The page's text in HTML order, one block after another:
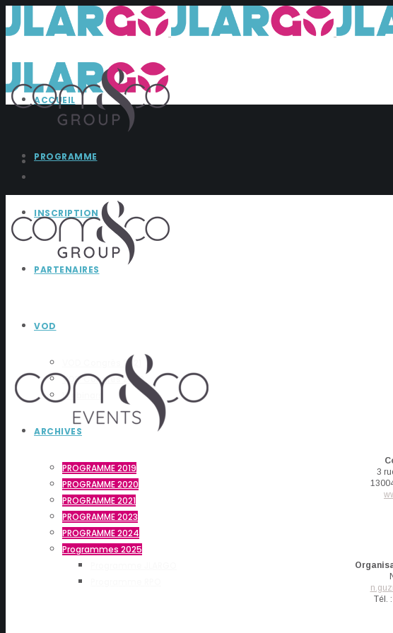
ACCUEIL
PROGRAMME
INSCRIPTION
PARTENAIRES
VOD
VOD Congrès 2021
VOD Congrès 2020
Webinars
ARCHIVES
PROGRAMME 2019
PROGRAMME 2020
PROGRAMME 2021
PROGRAMME 2023
PROGRAMME 2024
Programmes 2025
3
Tél.